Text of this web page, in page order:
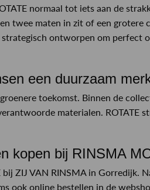
normaal tot iets aan de
twee maten in zit of een
ontworpen om perfect
een duurzaam
toekomst. Binnen de
materialen. ROTATE
kopen bij RINSMA
ZIJ VAN RINSMA in Gorredijk.
ook online bestellen in de